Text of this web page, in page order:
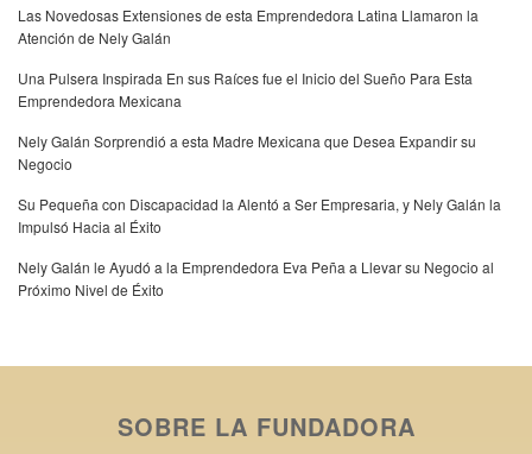
Las Novedosas Extensiones de esta Emprendedora Latina Llamaron la
Atención de Nely Galán
Una Pulsera Inspirada En sus Raíces fue el Inicio del Sueño Para Esta
Emprendedora Mexicana
Nely Galán Sorprendió a esta Madre Mexicana que Desea Expandir su
Negocio
Su Pequeña con Discapacidad la Alentó a Ser Empresaria, y Nely Galán la
Impulsó Hacia al Éxito
Nely Galán le Ayudó a la Emprendedora Eva Peña a Llevar su Negocio al
Próximo Nivel de Éxito
SOBRE LA FUNDADORA